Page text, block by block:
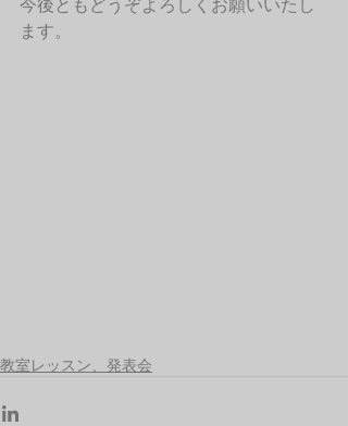
ます。
教室レッスン、発表会